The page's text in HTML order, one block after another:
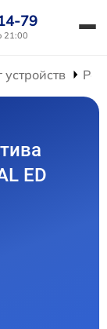
79
21:00
устройств
ED